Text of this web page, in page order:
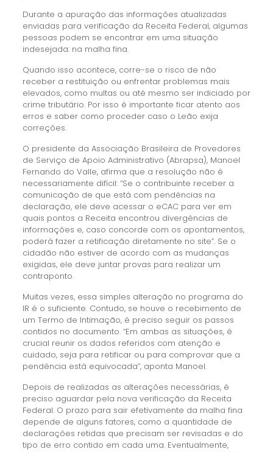
Durante a apuração das informações atualizadas
enviadas para verificação da Receita Federal, algumas
pessoas podem se encontrar em uma situação
indesejada: na malha fina.
Quando isso acontece, corre-se o risco de não
receber a restituição ou enfrentar problemas mais
elevados, como multas ou até mesmo ser indiciado por
crime tributário. Por isso é importante ficar atento aos
erros e saber como proceder caso o Leão exija
correções.
O presidente da Associação Brasileira de Provedores
de Serviço de Apoio Administrativo (Abrapsa), Manoel
Fernando do Valle, afirma que a resolução não é
necessariamente difícil: “Se o contribuinte receber a
comunicação de que está com pendências na
declaração, ele deve acessar o eCAC para ver em
quais pontos a Receita encontrou divergências de
informações e, caso concorde com os apontamentos,
poderá fazer a retificação diretamente no site”. Se o
cidadão não estiver de acordo com as mudanças
exigidas, ele deve juntar provas para realizar um
contraponto.
Muitas vezes, essa simples alteração no programa do
IR é o suficiente. Contudo, se houve o recebimento de
um Termo de Intimação, é preciso seguir os passos
contidos no documento. “Em ambas as situações, é
crucial reunir os dados referidos com atenção e
cuidado, seja para retificar ou para comprovar que a
pendência está equivocada”, aponta Manoel.
Depois de realizadas as alterações necessárias, é
preciso aguardar pela nova verificação da Receita
Federal. O prazo para sair efetivamente da malha fina
depende de alguns fatores, como a quantidade de
declarações retidas que precisam ser revisadas e do
tipo de erro contido em cada uma. Eventualmente,